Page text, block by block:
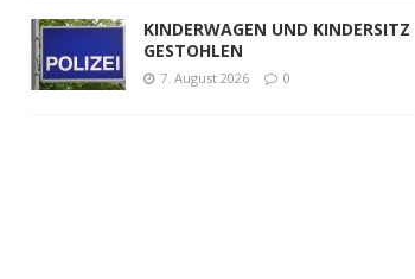
KINDERWAGEN UND KINDERSITZ
GESTOHLEN
7. August 2026 0